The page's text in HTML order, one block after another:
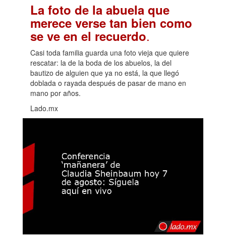
La foto de la abuela que
merece verse tan bien como
se ve en el recuerdo.
Casi toda familia guarda una foto vieja que quiere
rescatar: la de la boda de los abuelos, la del
bautizo de alguien que ya no está, la que llegó
doblada o rayada después de pasar de mano en
mano por años.
Lado.mx